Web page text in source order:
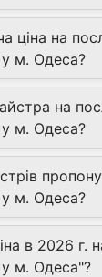
ціна на
м. Одеса?
на
м. Одеса?
м. Одеса?
в 2026 г.
м. Одеса"?